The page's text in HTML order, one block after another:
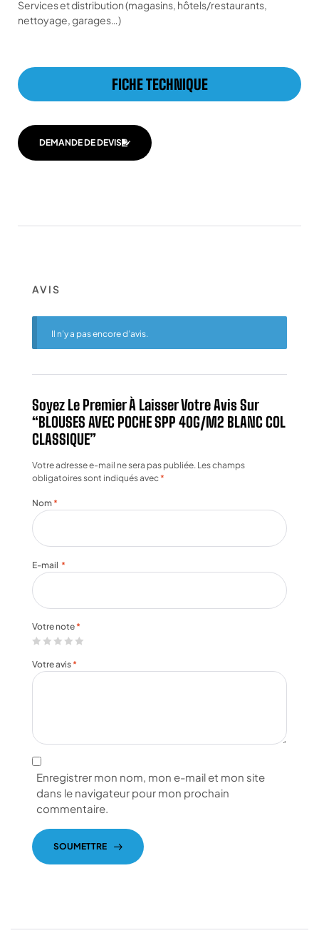
Services et distribution (magasins, hôtels/restaurants,
nettoyage, garages…)
FICHE TECHNIQUE
DEMANDE DE DEVIS
AVIS
Il n’y a pas encore d’avis.
Soyez Le Premier À Laisser Votre Avis Sur
“BLOUSES AVEC POCHE SPP 40G/M2 BLANC COL
CLASSIQUE”
Votre adresse e-mail ne sera pas publiée. Les champs
obligatoires sont indiqués avec*
Votre note *
Votre avis *
Nom *
E-mail *
Enregistrer mon nom, mon e-mail et mon site
dans le navigateur pour mon prochain
commentaire.
SOUMETTRE